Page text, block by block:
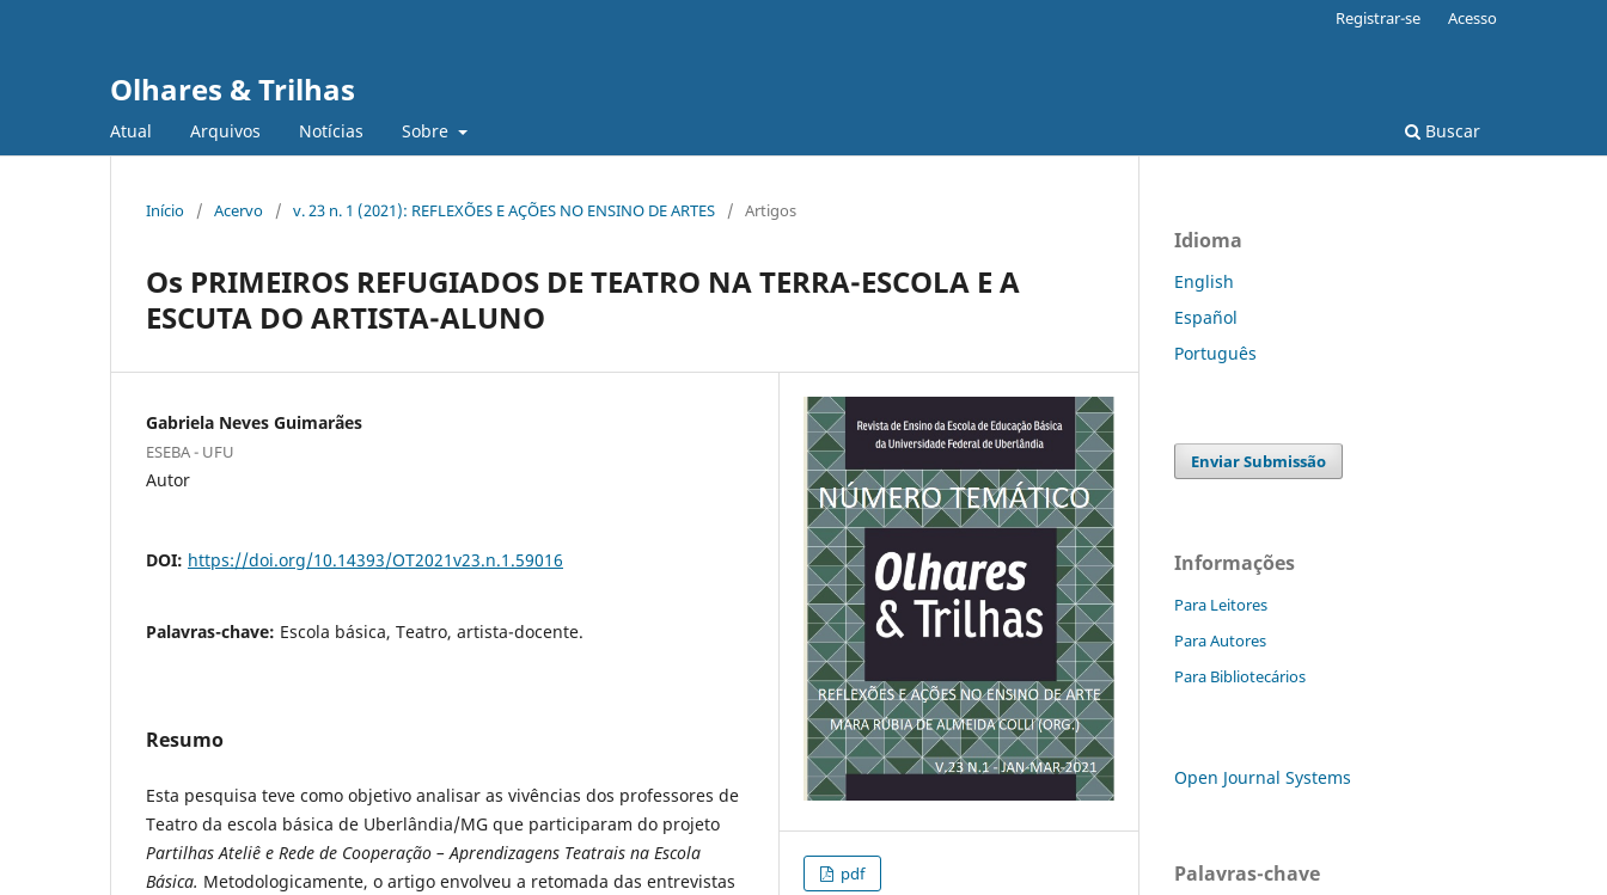
Olhares & Trilhas
Atual Arquivos Notícias Sobre Buscar
Registrar-se Acesso
Início / Acervo / v. 23 n. 1 (2021): REFLEXÕES E AÇÕES NO ENSINO DE ARTES / Artigos
Os PRIMEIROS REFUGIADOS DE TEATRO NA TERRA-ESCOLA E A
ESCUTA DO ARTISTA-ALUNO
Gabriela Neves Guimarães
ESEBA - UFU
Autor
DOI: https://doi.org/10.14393/OT2021v23.n.1.59016
Palavras-chave: Escola básica, Teatro, artista-docente.
Resumo
Esta pesquisa teve como objetivo analisar as vivências dos professores de
Teatro da escola básica de Uberlândia/MG que participaram do projeto
Partilhas Ateliê e Rede de Cooperação – Aprendizagens Teatrais na Escola
Básica. Metodologicamente, o artigo envolveu a retomada das entrevistas
pdf
Idioma
English
Español
Português
Enviar Submissão
Informações
Para Leitores
Para Autores
Para Bibliotecários
Open Journal Systems
Palavras-chave